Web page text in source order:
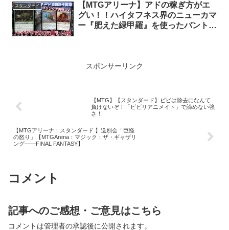
スタンダード
【MTGアリーナ】アドの稼ぎ方がエ
グい！！ハイタフネス界のニューカマ
ー『肥えた緑甲羅』を使ったバントハ
スポンサーリンク
【MTG】【スタンダード】ビビは除去になんて
負けないぞ！「ビビリアニメイト」で諦めない強
さ！
【MTGアリーナ：スタンダード 】送別会「巨怪
の怒り」【MTGArena：マジック：ザ・ギャザリ
ング——FINAL FANTASY】
コメント
記事へのご感想・ご意見はこちら
コメントは管理者の承認後に公開されます。